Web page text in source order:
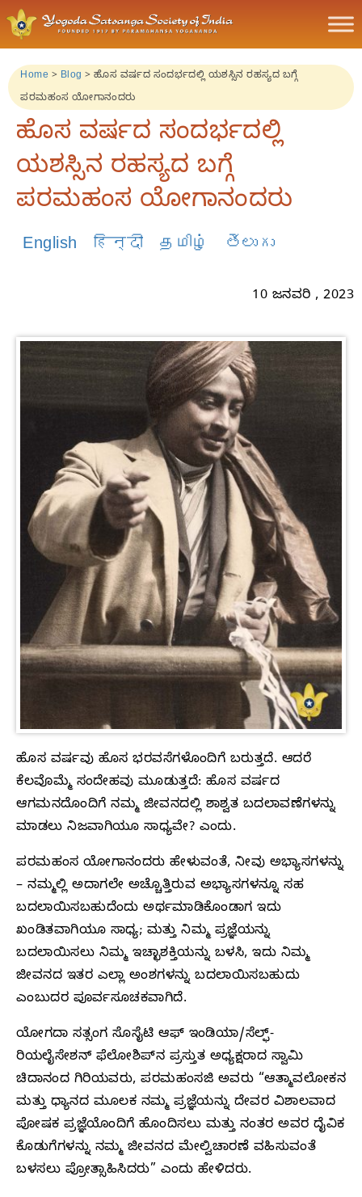
Home > Blog > ಹೊಸ ವರ್ಷದ ಸಂದರ್ಭದಲ್ಲಿ ಯಶಸ್ಸಿನ ರಹಸ್ಯದ ಬಗ್ಗೆ
ಪರಮಹಂಸ ಯೋಗಾನಂದರು
ಹೊಸ ವರ್ಷದ ಸಂದರ್ಭದಲ್ಲಿ
ಯಶಸ್ಸಿನ ರಹಸ್ಯದ ಬಗ್ಗೆ
ಪರಮಹಂಸ ಯೋಗಾನಂದರು
English हिन्दी தமிழ் తెలుగు
10 ಜನವರಿ , 2023
ಹೊಸ ವರ್ಷವು ಹೊಸ ಭರವಸೆಗಳೊಂದಿಗೆ ಬರುತ್ತದೆ. ಆದರೆ
ಕೆಲವೊಮ್ಮೆ ಸಂದೇಹವು ಮೂಡುತ್ತದೆ: ಹೊಸ ವರ್ಷದ
ಆಗಮನದೊಂದಿಗೆ ನಮ್ಮ ಜೀವನದಲ್ಲಿ ಶಾಶ್ವತ ಬದಲಾವಣೆಗಳನ್ನು
ಮಾಡಲು ನಿಜವಾಗಿಯೂ ಸಾಧ್ಯವೇ? ಎಂದು.
ಪರಮಹಂಸ ಯೋಗಾನಂದರು ಹೇಳುವಂತೆ, ನೀವು ಅಭ್ಯಾಸಗಳನ್ನು
– ನಮ್ಮಲ್ಲಿ ಅದಾಗಲೇ ಅಚ್ಚೊತ್ತಿರುವ ಅಭ್ಯಾಸಗಳನ್ನೂ ಸಹ
ಬದಲಾಯಿಸಬಹುದೆಂದು ಅರ್ಥಮಾಡಿಕೊಂಡಾಗ ಇದು
ಖಂಡಿತವಾಗಿಯೂ ಸಾಧ್ಯ; ಮತ್ತು ನಿಮ್ಮ ಪ್ರಜ್ಞೆಯನ್ನು
ಬದಲಾಯಿಸಲು ನಿಮ್ಮ ಇಚ್ಛಾಶಕ್ತಿಯನ್ನು ಬಳಸಿ, ಇದು ನಿಮ್ಮ
ಜೀವನದ ಇತರ ಎಲ್ಲಾ ಅಂಶಗಳನ್ನು ಬದಲಾಯಿಸಬಹುದು
ಎಂಬುದರ ಪೂರ್ವಸೂಚಕವಾಗಿದೆ.
ಯೋಗದಾ ಸತ್ಸಂಗ ಸೊಸೈಟಿ ಆಫ್ ಇಂಡಿಯಾ/ಸೆಲ್ಫ್-
ರಿಯಲೈಸೇಶನ್ ಫೆಲೋಶಿಪ್‌ನ ಪ್ರಸ್ತುತ ಅಧ್ಯಕ್ಷರಾದ ಸ್ವಾಮಿ
ಚಿದಾನಂದ ಗಿರಿಯವರು, ಪರಮಹಂಸಜಿ ಅವರು “ಆತ್ಮಾವಲೋಕನ
ಮತ್ತು ಧ್ಯಾನದ ಮೂಲಕ ನಮ್ಮ ಪ್ರಜ್ಞೆಯನ್ನು ದೇವರ ವಿಶಾಲವಾದ
ಪೋಷಕ ಪ್ರಜ್ಞೆಯೊಂದಿಗೆ ಹೊಂದಿಸಲು ಮತ್ತು ನಂತರ ಅವರ ದೈವಿಕ
ಕೊಡುಗೆಗಳನ್ನು ನಮ್ಮ ಜೀವನದ ಮೇಲ್ವಿಚಾರಣೆ ವಹಿಸುವಂತೆ
ಬಳಸಲು ಪ್ರೋತ್ಸಾಹಿಸಿದರು” ಎಂದು ಹೇಳಿದರು.